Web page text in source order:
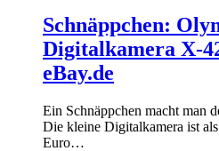
Schnäppchen:
Digitalkamera X-
eBay.de
Ein Schnäppchen macht man
Die kleine Digitalkamera ist
Euro…